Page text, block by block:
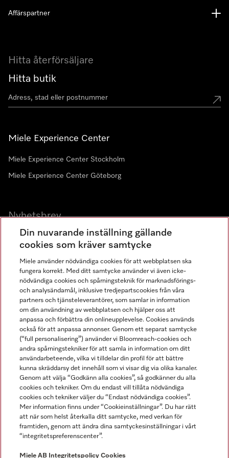
Hitta återförsäljare
Hitta butik
Miele Experience Center
Miele Experience Center Stockholm
Miele Experience Center Göteborg
Nyhetsbrev
Gå med i vår gemenskap
Affärspartner
Miele AB
Allmänna villkor
Användarvillkor
Miele tillgänglighetsförklaring
Lagen om digitala tjänster
Miele på LinkedIn
Miele på Facebook
Miele på Instagram
Miele på Youtube
Din nuvarande inställning gällande
cookies som kräver samtycke
Miele använder nödvändiga cookies för att webbplatsen ska
fungera korrekt. Med ditt samtycke använder vi även icke-
nödvändiga cookies och spårningsteknik för marknadsförings-
och analysändamål, inklusive tredjepartscookies från våra
partners och tjänsteleverantörer, som samlar in information
om din användning av webbplatsen och hjälper oss att
anpassa och förbättra din onlineupplevelse. Cookies används
också för att anpassa annonser. Genom ett separat samtycke
(“full personalisering”) använder vi Bloomreach-cookies och
andra spårningstekniker för att samla in information om ditt
användarbeteende, vilka vi tilldelar din profil för att bättre
kunna skräddarsy det innehåll som vi visar dig via olika kanaler.
Genom att välja “Godkänn alla cookies”, så godkänner du alla
cookies och tekniker. Om du endast vill tillåta nödvändiga
cookies och tekniker väljer du “Endast nödvändiga cookies”.
Mer information finns under “Cookieinställningar”. Du har rätt
att när som helst återkalla ditt samtycke, med verkan för
framtiden, genom att ändra dina samtyckesinställningar i vårt
“integritetspreferenscenter”.
Miele AB Integritetspolicy Cookies